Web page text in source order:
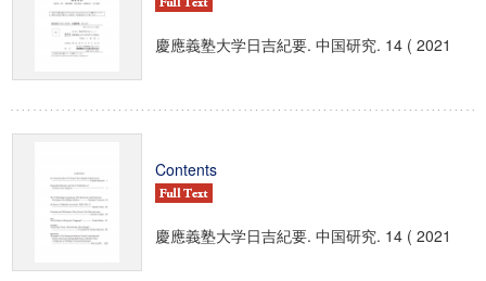
慶應義塾大学日吉紀要. 中国研究. 14 ( 2021
Contents
慶應義塾大学日吉紀要. 中国研究. 14 ( 2021